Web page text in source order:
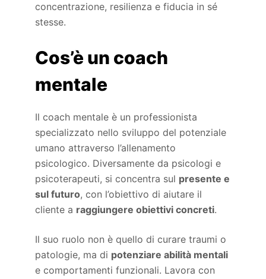
concentrazione, resilienza e fiducia in sé
stesse.
Cos’è un coach
mentale
Il coach mentale è un professionista
specializzato nello sviluppo del potenziale
umano attraverso l’allenamento
psicologico. Diversamente da psicologi e
psicoterapeuti, si concentra sul presente e
sul futuro, con l’obiettivo di aiutare il
cliente a raggiungere obiettivi concreti.
Il suo ruolo non è quello di curare traumi o
patologie, ma di potenziare abilità mentali
e comportamenti funzionali. Lavora con